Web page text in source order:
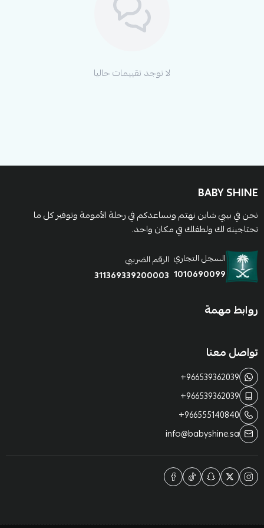
أطفال بيبي شاين الفاخرة والمريحة. تسوقيها الآن للحصول
أفضل الأسعار في السعودية!
لا توجد تقييمات حاليا
BABY SHINE
نحن في بيبي شاين نهتم ونساعدكم في رحلة الأمومة وتوفير كل ما
تحتاجينه لك ولطفلك في مكان واحد.
السجل التجاري
1010690099
الرقم الضريبي
311369339200003
روابط مهمة
تواصل معنا
+966539362039
+966539362039
+966555140840
info@babyshine.sa